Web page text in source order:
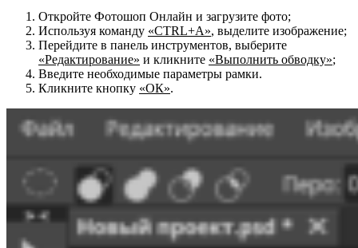
Откройте Фотошоп Онлайн и загрузите фото;
Используя команду «CTRL+A», выделите изображение;
Перейдите в панель инструментов, выберите
«Редактирование» и кликните «Выполнить обводку»;
Введите необходимые параметры рамки.
Кликните кнопку «ОК».